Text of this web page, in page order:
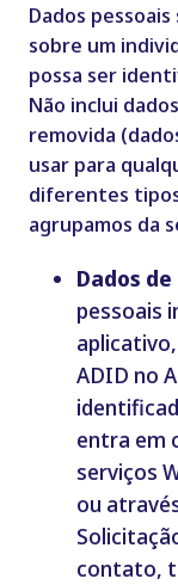
Dados
sobre um
possa ser
Não inclui
removida
usar para
diferentes
agrupamos da
Dados
pessoais
ADID no
entra em
serviços
ou
contato,